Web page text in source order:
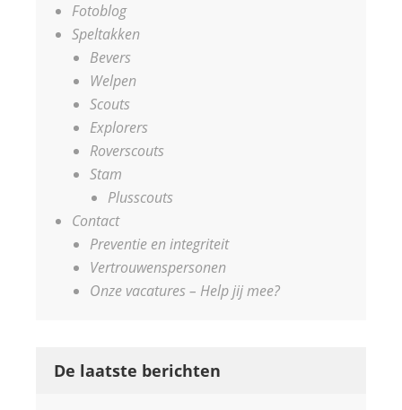
Fotoblog
Speltakken
Bevers
Welpen
Scouts
Explorers
Roverscouts
Stam
Plusscouts
Contact
Preventie en integriteit
Vertrouwenspersonen
Onze vacatures – Help jij mee?
De laatste berichten